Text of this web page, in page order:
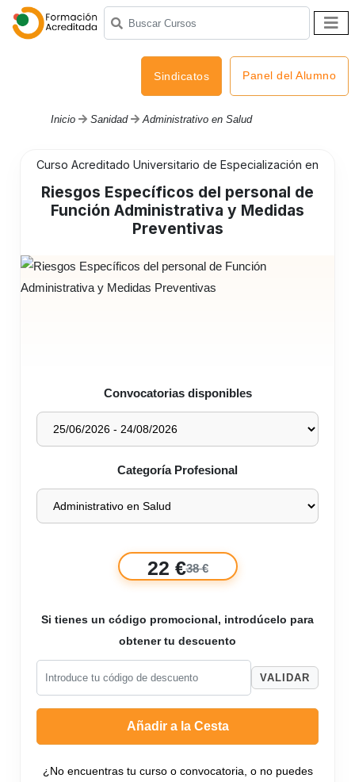
Sindicatos Panel del Alumno
Inicio Sanidad Administrativo en Salud
Curso Acreditado Universitario de Especialización en
Riesgos Específicos del personal de
Función Administrativa y Medidas
Preventivas
Convocatorias disponibles
Categoría Profesional
22 €38 €
Si tienes un código promocional, introdúcelo para
obtener tu descuento
VALIDAR
Añadir a la Cesta
¿No encuentras tu curso o convocatoria, o no puedes